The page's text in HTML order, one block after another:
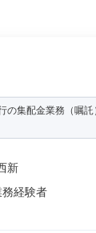
の集配金業務（嘱
新
経験者